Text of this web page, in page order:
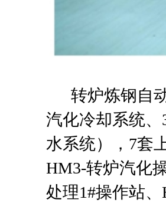
转炉炼钢自动
汽化冷却系统、
水系统），7套
HM3-转炉汽化
处理1#操作站